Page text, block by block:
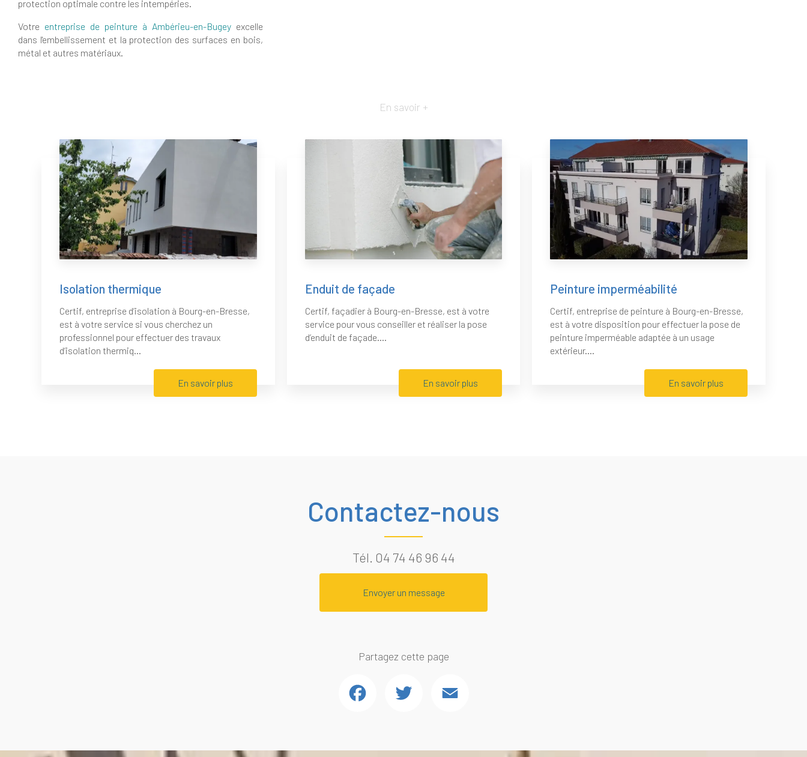
protection optimale contre les intempéries.
Votre entreprise de peinture à Ambérieu-en-Bugey excelle
dans l'embellissement et la protection des surfaces en bois,
métal et autres matériaux.
En savoir +
Isolation thermique
Certif, entreprise d’isolation à Bourg-en-Bresse,
est à votre service si vous cherchez un
professionnel pour effectuer des travaux
d’isolation thermiq...
En savoir plus
Enduit de façade
Certif, façadier à Bourg-en-Bresse, est à votre
service pour vous conseiller et réaliser la pose
d’enduit de façade....
En savoir plus
Peinture imperméabilité
Certif, entreprise de peinture à Bourg-en-Bresse,
est à votre disposition pour effectuer la pose de
peinture imperméable adaptée à un usage
extérieur....
En savoir plus
Contactez-nous
Tél. 04 74 46 96 44
Envoyer un message
Partagez cette page